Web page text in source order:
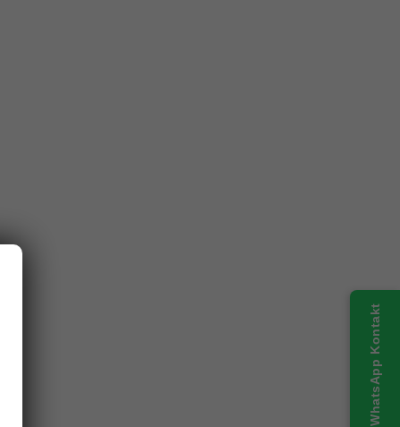
WhatsApp Kontakt